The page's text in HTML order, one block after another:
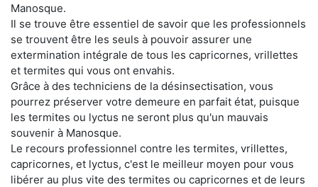
Manosque.
Il se trouve être essentiel de savoir que les professionnels
se trouvent être les seuls à pouvoir assurer une
extermination intégrale de tous les capricornes, vrillettes
et termites qui vous ont envahis.
Grâce à des techniciens de la désinsectisation, vous
pourrez préserver votre demeure en parfait état, puisque
les termites ou lyctus ne seront plus qu'un mauvais
souvenir à Manosque.
Le recours professionnel contre les termites, vrillettes,
capricornes, et lyctus, c'est le meilleur moyen pour vous
libérer au plus vite des termites ou capricornes et de leurs